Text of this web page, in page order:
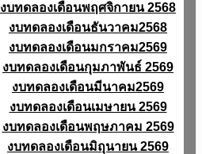
งบทดลองเดือนพฤศจิกายน 2568
งบทดลองเดือนธันวาคม2568
งบทดลองเดือนมกราคม2569
งบทดลองเดือนกุมภาพันธ์ 2569
งบทดลองเดือนมีนาคม2569
งบทดลองเดือนเมษายน 2569
งบทดลองเดือนพฤษภาคม 2569
งบทดลองเดือนมิถุนายน 2569